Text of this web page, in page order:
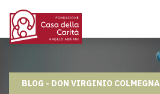
BLOG - DON VIRGINIO COLMEGNA